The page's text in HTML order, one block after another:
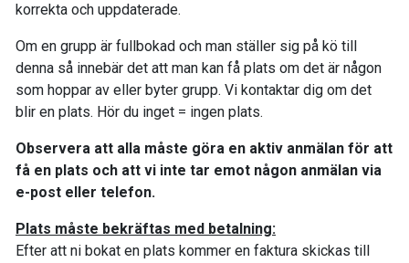
korrekta och uppdaterade.
Om en grupp är fullbokad och man ställer sig på kö till
denna så innebär det att man kan få plats om det är någon
som hoppar av eller byter grupp. Vi kontaktar dig om det
blir en plats. Hör du inget = ingen plats.
Observera att alla måste göra en aktiv anmälan för att
få en plats och att vi inte tar emot någon anmälan via
e-post eller telefon.
Plats måste bekräftas med betalning:
Efter att ni bokat en plats kommer en faktura skickas till